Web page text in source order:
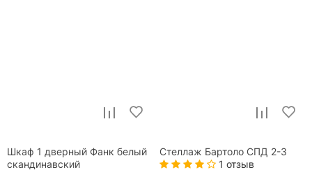
Шкаф 1 дверный Фанк белый
скандинавский
Стеллаж Бартоло СПД 2-3
1 отзыв